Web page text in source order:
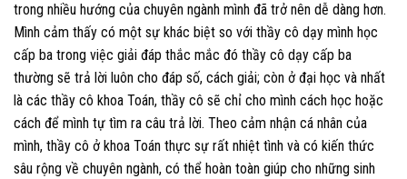
trong nhiều hướng của chuyên ngành mình đã trở nên dễ dàng hơn.
Mình cảm thấy có một sự khác biệt so với thầy cô dạy mình học
cấp ba trong việc giải đáp thắc mắc đó thầy cô dạy cấp ba
thường sẽ trả lời luôn cho đáp số, cách giải; còn ở đại học và nhất
là các thầy cô khoa Toán, thầy cô sẽ chỉ cho mình cách học hoặc
cách để mình tự tìm ra câu trả lời. Theo cảm nhận cá nhân của
mình, thầy cô ở khoa Toán thực sự rất nhiệt tình và có kiến thức
sâu rộng về chuyên ngành, có thể hoàn toàn giúp cho những sinh